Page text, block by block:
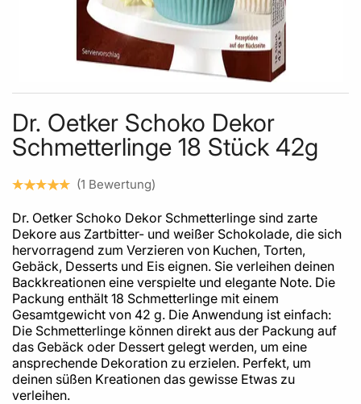
Skip to the beginning of the images gallery
Dr. Oetker Schoko Dekor
Schmetterlinge 18 Stück 42g
1 Bewertung
Dr. Oetker Schoko Dekor Schmetterlinge sind zarte
Dekore aus Zartbitter- und weißer Schokolade, die sich
hervorragend zum Verzieren von Kuchen, Torten,
Gebäck, Desserts und Eis eignen. Sie verleihen deinen
Backkreationen eine verspielte und elegante Note. Die
Packung enthält 18 Schmetterlinge mit einem
Gesamtgewicht von 42 g. Die Anwendung ist einfach:
Die Schmetterlinge können direkt aus der Packung auf
das Gebäck oder Dessert gelegt werden, um eine
ansprechende Dekoration zu erzielen. Perfekt, um
deinen süßen Kreationen das gewisse Etwas zu
verleihen.